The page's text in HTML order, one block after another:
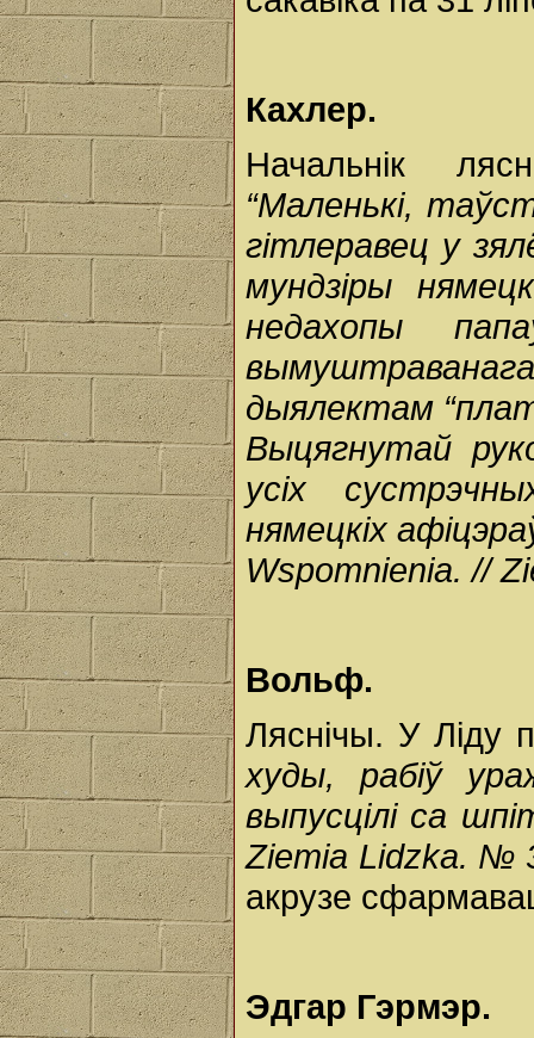
Кахлер.
Начальнік
“Маленькі,
гітлеравец у
мундзіры
недахопы
дыялектам
Выцягнутай
усіх
нямецкіх
Wspomnienia. //
Вольф.
Ляснічы. У Ліду
худы, рабіў
выпусцілі са
Ziemia Lidzka. №
акрузе
Эдгар Гэрмэр.